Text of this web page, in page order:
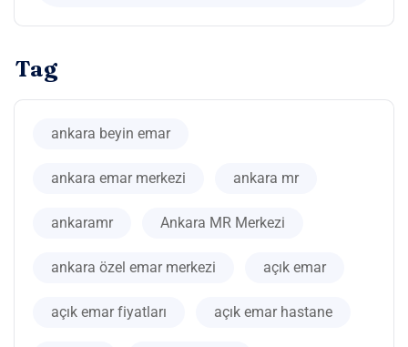
Tag
ankara beyin emar
ankara emar merkezi ankara mr
ankaramr Ankara MR Merkezi
ankara özel emar merkezi açık emar
açık emar fiyatları açık emar hastane